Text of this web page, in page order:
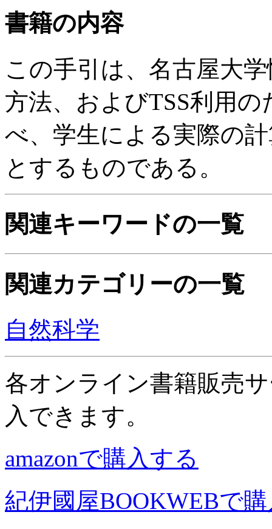
書籍の内容
この手引は、名古屋大
方法、およびTSS利用
べ、学生による実際の
とするものである。
関連キーワードの一覧
関連カテゴリーの一覧
自然科学
各オンライン書籍販売
入できます。
amazonで購入する
紀伊國屋BOOKWEBで